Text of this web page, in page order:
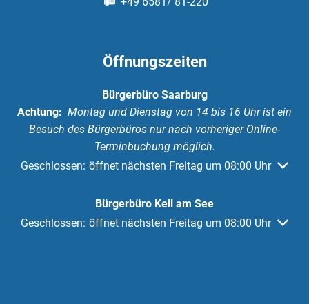
Öffnungszeiten
Bürgerbüro Saarburg
Achtung: Montag und Dienstag von 14 bis 16 Uhr ist ein
Besuch des Bürgerbüros nur nach vorheriger Online-
Terminbuchung möglich.
Klicken, um weitere Öffnungs- oder Schließzeiten
Geschlossen: öffnet nächsten Freitag um 08:00 Uhr
Bürgerbüro Kell am See
Klicken, um weitere Öffnungs- oder Schließzeiten
Geschlossen: öffnet nächsten Freitag um 08:00 Uhr